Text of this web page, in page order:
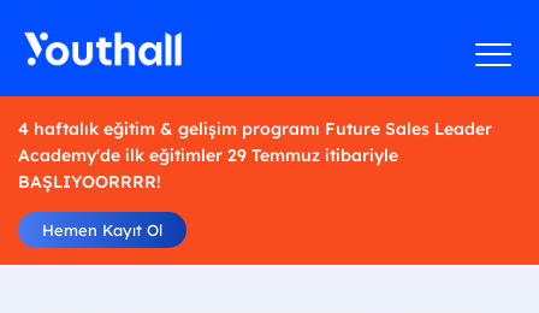
4 haftalık eğitim & gelişim programı Future Sales Leader
Academy'de ilk eğitimler 29 Temmuz itibariyle
BAŞLIYOORRRR!
Hemen Kayıt Ol